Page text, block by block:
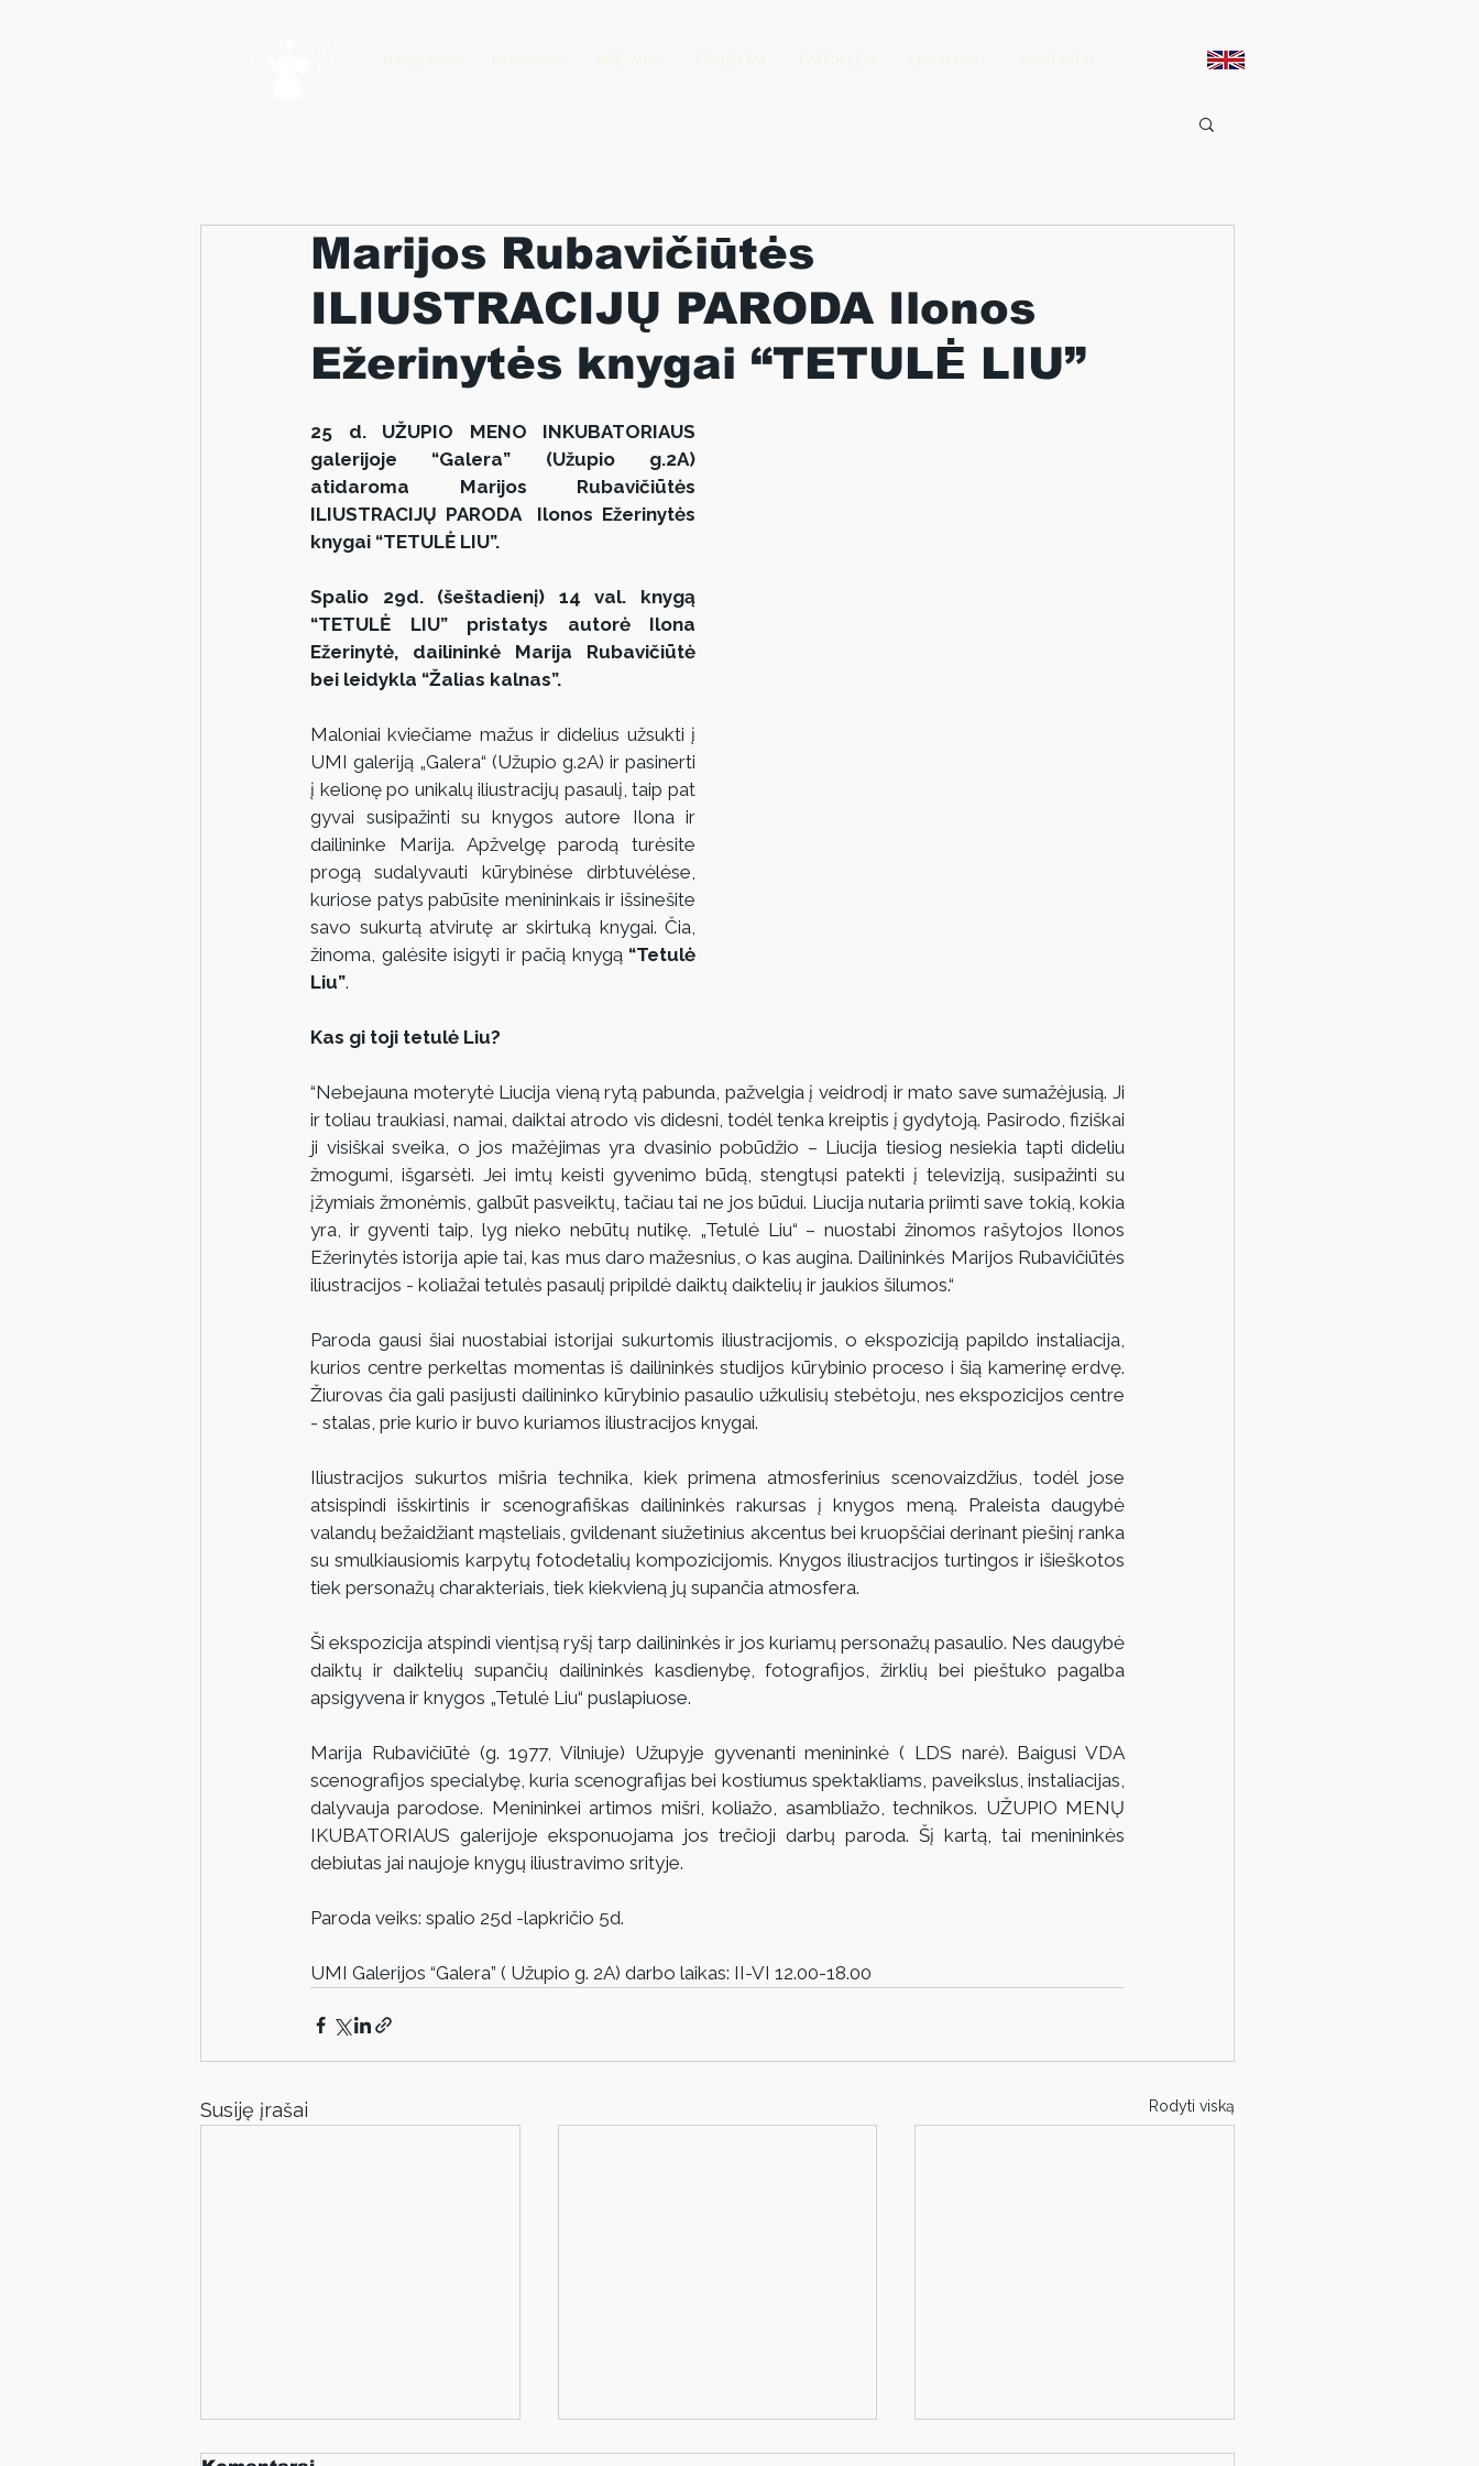
Marijos Rubavičiūtės
ILIUSTRACIJŲ PARODA Ilonos
Ežerinytės knygai “TETULĖ LIU”
25 d. UŽUPIO MENO INKUBATORIAUS
galerijoje “Galera” (Užupio g.2A)
atidaroma Marijos Rubavičiūtės
ILIUSTRACIJŲ PARODA  Ilonos Ežerinytės
knygai “TETULĖ LIU”.
Spalio 29d. (šeštadienį) 14 val. knygą
“TETULĖ LIU” pristatys autorė Ilona
Ežerinytė, dailininkė Marija Rubavičiūtė
bei leidykla “Žalias kalnas”.
Maloniai kviečiame mažus ir didelius užsukti į
UMI galeriją „Galera“ (Užupio g.2A) ir pasinerti
į kelionę po unikalų iliustracijų pasaulį, taip pat
gyvai susipažinti su knygos autore Ilona ir
dailininke Marija. Apžvelgę parodą turėsite
progą sudalyvauti kūrybinėse dirbtuvėlėse,
kuriose patys pabūsite menininkais ir išsinešite
savo sukurtą atvirutę ar skirtuką knygai. Čia,
žinoma, galėsite isigyti ir pačią knygą “Tetulė
Liu”.
Kas gi toji tetulė Liu?
“Nebejauna moterytė Liucija vieną rytą pabunda, pažvelgia į veidrodį ir mato save sumažėjusią. Ji
ir toliau traukiasi, namai, daiktai atrodo vis didesni, todėl tenka kreiptis į gydytoją. Pasirodo, fiziškai
ji visiškai sveika, o jos mažėjimas yra dvasinio pobūdžio – Liucija tiesiog nesiekia tapti dideliu
žmogumi, išgarsėti. Jei imtų keisti gyvenimo būdą, stengtųsi patekti į televiziją, susipažinti su
įžymiais žmonėmis, galbūt pasveiktų, tačiau tai ne jos būdui. Liucija nutaria priimti save tokią, kokia
yra, ir gyventi taip, lyg nieko nebūtų nutikę. „Tetulė Liu“ – nuostabi žinomos rašytojos Ilonos
Ežerinytės istorija apie tai, kas mus daro mažesnius, o kas augina. Dailininkės Marijos Rubavičiūtės
iliustracijos - koliažai tetulės pasaulį pripildė daiktų daiktelių ir jaukios šilumos.“
Paroda gausi šiai nuostabiai istorijai sukurtomis iliustracijomis, o ekspoziciją papildo instaliacija,
kurios centre perkeltas momentas iš dailininkės studijos kūrybinio proceso i šią kamerinę erdvę.
Žiurovas čia gali pasijusti dailininko kūrybinio pasaulio užkulisių stebėtoju, nes ekspozicijos centre
- stalas, prie kurio ir buvo kuriamos iliustracijos knygai.
Iliustracijos sukurtos mišria technika, kiek primena atmosferinius scenovaizdžius, todėl jose
atsispindi išskirtinis ir scenografiškas dailininkės rakursas į knygos meną. Praleista daugybė
valandų bežaidžiant mąsteliais, gvildenant siužetinius akcentus bei kruopščiai derinant piešinį ranka
su smulkiausiomis karpytų fotodetalių kompozicijomis. Knygos iliustracijos turtingos ir išieškotos
tiek personažų charakteriais, tiek kiekvieną jų supančia atmosfera.
Ši ekspozicija atspindi vientįsą ryšį tarp dailininkės ir jos kuriamų personažų pasaulio. Nes daugybė
daiktų ir daiktelių supančių dailininkės kasdienybę, fotografijos, žirklių bei pieštuko pagalba
apsigyvena ir knygos „Tetulė Liu“ puslapiuose.
Marija Rubavičiūtė (g. 1977, Vilniuje) Užupyje gyvenanti menininkė ( LDS narė). Baigusi VDA
scenografijos specialybę, kuria scenografijas bei kostiumus spektakliams, paveikslus, instaliacijas,
dalyvauja parodose. Menininkei artimos mišri, koliažo, asambliažo, technikos. UŽUPIO MENŲ
IKUBATORIAUS galerijoje eksponuojama jos trečioji darbų paroda. Šį kartą, tai menininkės
debiutas jai naujoje knygų iliustravimo srityje.
Paroda veiks: spalio 25d -lapkričio 5d.
UMI Galerijos “Galera” ( Užupio g. 2A) darbo laikas: II-VI 12.00-18.00
Susiję įrašai Rodyti viską